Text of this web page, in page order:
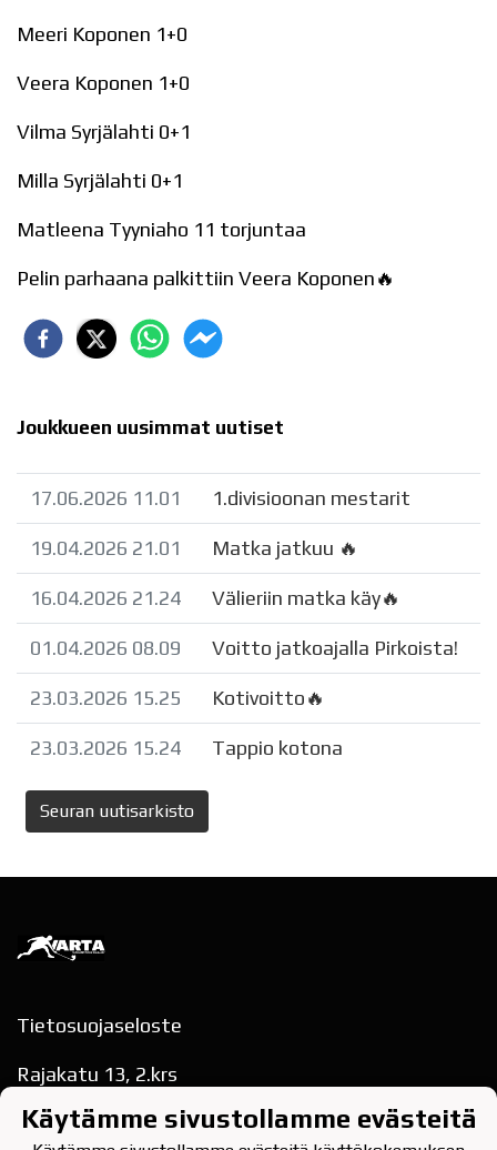
Meeri Koponen 1+0
Veera Koponen 1+0
Vilma Syrjälahti 0+1
Milla Syrjälahti 0+1
Matleena Tyyniaho 11 torjuntaa
Pelin parhaana palkittiin Veera Koponen🔥
Joukkueen uusimmat uutiset
17.06.2026 11.01 1.divisioonan mestarit
19.04.2026 21.01 Matka jatkuu 🔥
16.04.2026 21.24 Välieriin matka käy🔥
01.04.2026 08.09 Voitto jatkoajalla Pirkoista!
23.03.2026 15.25 Kotivoitto🔥
23.03.2026 15.24 Tappio kotona
Seuran uutisarkisto
Tietosuojaseloste
Rajakatu 13, 2.krs
puh. 040-354 9622
varkauden.tarmo(at)gmail.com
Käytämme sivustollamme evästeitä